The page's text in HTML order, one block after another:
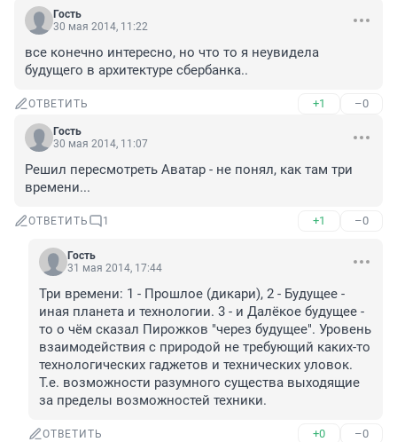
Гость
30 мая 2014, 11:22
все конечно интересно, но что то я неувидела
будущего в архитектуре сбербанка..
ОТВЕТИТЬ +1 –0
Гость
30 мая 2014, 11:07
Решил пересмотреть Аватар - не понял, как там три
времени...
ОТВЕТИТЬ 1 +1 –0
Гость
31 мая 2014, 17:44
Три времени: 1 - Прошлое (дикари), 2 - Будущее -
иная планета и технологии. 3 - и Далёкое будущее -
то о чём сказал Пирожков "через будущее". Уровень
взаимодействия с природой не требующий каких-то
технологических гаджетов и технических уловок.
Т.е. возможности разумного существа выходящие
за пределы возможностей техники.
ОТВЕТИТЬ +0 –0